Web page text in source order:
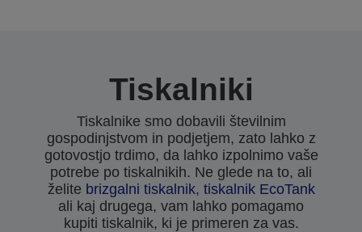
Tiskalniki
Tiskalnike smo dobavili številnim
gospodinjstvom in podjetjem, zato lahko z
gotovostjo trdimo, da lahko izpolnimo vaše
potrebe po tiskalnikih. Ne glede na to, ali
želite brizgalni tiskalnik, tiskalnik EcoTank
ali kaj drugega, vam lahko pomagamo
kupiti tiskalnik, ki je primeren za vas.